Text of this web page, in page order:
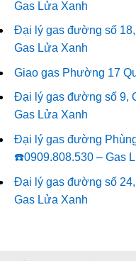
Gas Lửa Xanh
Đại lý gas đường số
Gas Lửa Xanh
Giao gas Phường 17
Đại lý gas đường số 9,
Gas Lửa Xanh
Đại lý gas đường
☎️0909.808.530 – Gas
Đại lý gas đường số
Gas Lửa Xanh